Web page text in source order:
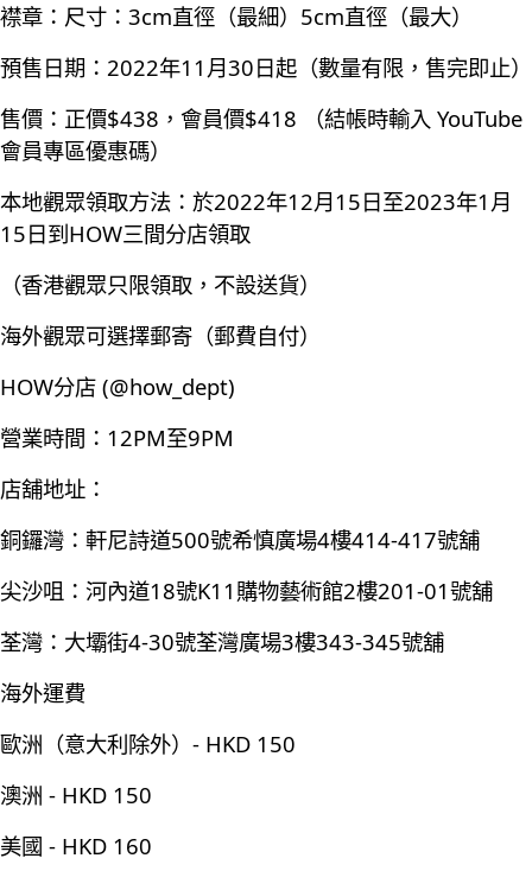
襟章：尺寸：3cm直徑（最細）5cm直徑（最大）
預售日期：2022年11月30日起（數量有限，售完即止）
售價：正價$438，會員價$418 （結帳時輸入 YouTube
會員專區優惠碼）
本地觀眾領取方法：於2022年12月15日至2023年1月
15日到HOW三間分店領取
（香港觀眾只限領取，不設送貨）
海外觀眾可選擇郵寄（郵費自付）
HOW分店 (@how_dept)
營業時間：12PM至9PM
店舖地址：
銅鑼灣：軒尼詩道500號希慎廣場4樓414-417號舖
尖沙咀：河內道18號K11購物藝術館2樓201-01號舖
荃灣：大壩街4-30號荃灣廣場3樓343-345號舖
海外運費
歐洲（意大利除外）- HKD 150
澳洲 - HKD 150
美國 - HKD 160